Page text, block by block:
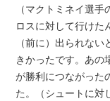
（マクトミネイ選
ロスに対して行けた
（前に）出られな
きかったです。あの
が勝利につながった
た。（シュートに対